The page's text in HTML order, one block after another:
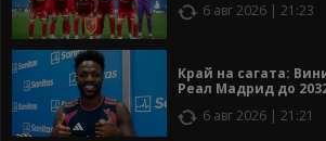
6 авг 2026 | 21:23
Край на сагата:
Реал Мадрид до
6 авг 2026 | 21:21